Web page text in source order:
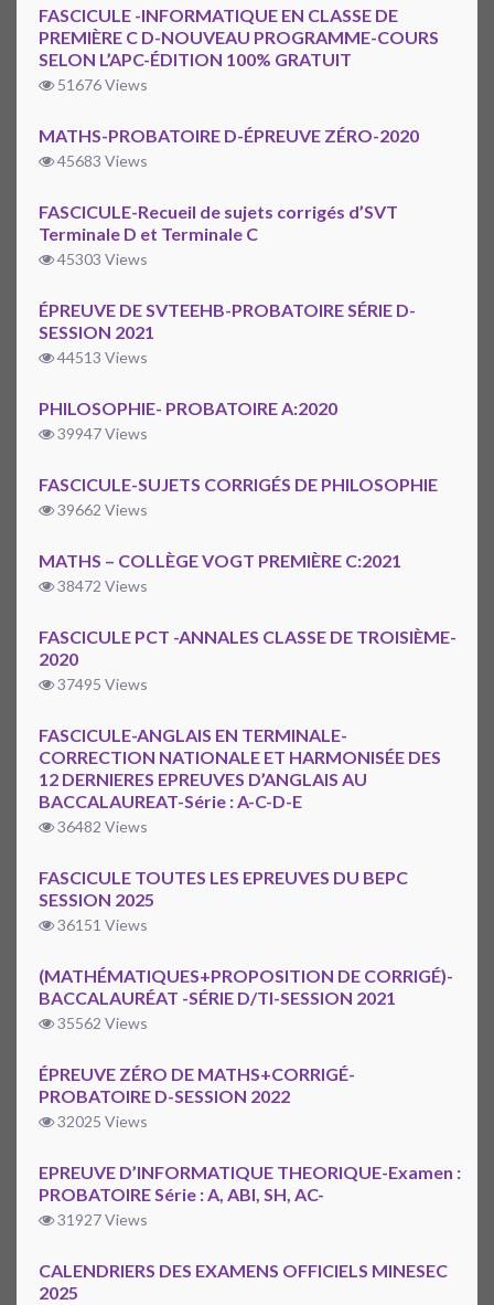
FASCICULE -INFORMATIQUE EN CLASSE DE
PREMIÈRE C D-NOUVEAU PROGRAMME-COURS
SELON L’APC-ÉDITION 100% GRATUIT
51676 Views
MATHS-PROBATOIRE D-ÉPREUVE ZÉRO-2020
45683 Views
FASCICULE-Recueil de sujets corrigés d’SVT
Terminale D et Terminale C
45303 Views
ÉPREUVE DE SVTEEHB-PROBATOIRE SÉRIE D-
SESSION 2021
44513 Views
PHILOSOPHIE- PROBATOIRE A:2020
39947 Views
FASCICULE-SUJETS CORRIGÉS DE PHILOSOPHIE
39662 Views
MATHS – COLLÈGE VOGT PREMIÈRE C:2021
38472 Views
FASCICULE PCT -ANNALES CLASSE DE TROISIÈME-
2020
37495 Views
FASCICULE-ANGLAIS EN TERMINALE-
CORRECTION NATIONALE ET HARMONISÉE DES
12 DERNIERES EPREUVES D’ANGLAIS AU
BACCALAUREAT-Série : A-C-D-E
36482 Views
FASCICULE TOUTES LES EPREUVES DU BEPC
SESSION 2025
36151 Views
(MATHÉMATIQUES+PROPOSITION DE CORRIGÉ)-
BACCALAURÉAT -SÉRIE D/TI-SESSION 2021
35562 Views
ÉPREUVE ZÉRO DE MATHS+CORRIGÉ-
PROBATOIRE D-SESSION 2022
32025 Views
EPREUVE D’INFORMATIQUE THEORIQUE-Examen :
PROBATOIRE Série : A, ABI, SH, AC-
31927 Views
CALENDRIERS DES EXAMENS OFFICIELS MINESEC
2025